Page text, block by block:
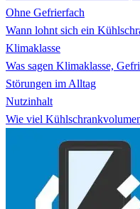
Ohne Gefrierfach
Wann lohnt sich ein
Klimaklasse
Was sagen Klimaklasse,
Störungen im Alltag
Nutzinhalt
Wie viel